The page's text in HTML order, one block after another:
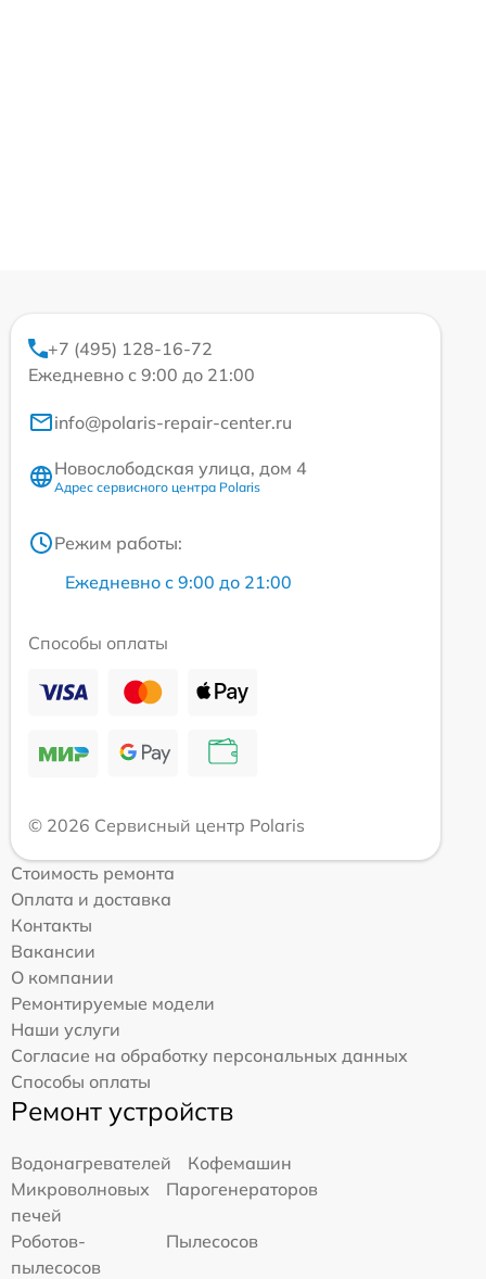
+7 (495) 128-16-72
Ежедневно с 9:00 до 21:00
info@polaris-repair-center.ru
Новослободская улица, дом 4
Адрес сервисного центра Polaris
Режим работы:
Ежедневно с 9:00 до 21:00
Способы оплаты
© 2026 Сервисный центр Polaris
Стоимость ремонта
Оплата и доставка
Контакты
Вакансии
О компании
Ремонтируемые модели
Наши услуги
Согласие на обработку персональных данных
Способы оплаты
Ремонт устройств
Водонагревателей
Кофемашин
Микроволновых
печей
Парогенераторов
Роботов-
пылесосов
Пылесосов